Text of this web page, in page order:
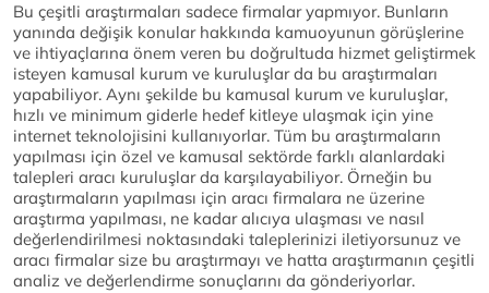
Bu çeşitli araştırmaları sadece firmalar yapmıyor. Bunların
yanında değişik konular hakkında kamuoyunun görüşlerine
ve ihtiyaçlarına önem veren bu doğrultuda hizmet geliştirmek
isteyen kamusal kurum ve kuruluşlar da bu araştırmaları
yapabiliyor. Aynı şekilde bu kamusal kurum ve kuruluşlar,
hızlı ve minimum giderle hedef kitleye ulaşmak için yine
internet teknolojisini kullanıyorlar. Tüm bu araştırmaların
yapılması için özel ve kamusal sektörde farklı alanlardaki
talepleri aracı kuruluşlar da karşılayabiliyor. Örneğin bu
araştırmaların yapılması için aracı firmalara ne üzerine
araştırma yapılması, ne kadar alıcıya ulaşması ve nasıl
değerlendirilmesi noktasındaki taleplerinizi iletiyorsunuz ve
aracı firmalar size bu araştırmayı ve hatta araştırmanın çeşitli
analiz ve değerlendirme sonuçlarını da gönderiyorlar.